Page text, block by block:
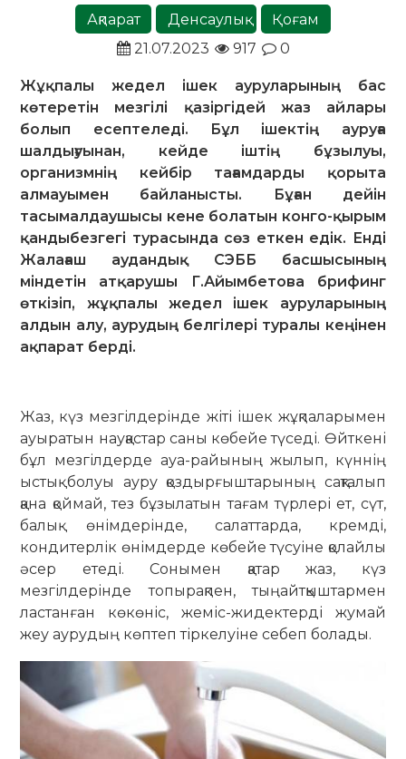
Ақпарат Денсаулық
Қоғам
21.07.2023
917 0
Жұқпалы жедел ішек ауруларының бас
көтеретін мезгілі қазіргідей жаз айлары
болып есептеледі. Бұл ішектің ауруға
шалдығуынан, кейде іштің бұзылуы,
организмнің кейбір тағамдарды қорыта
алмауымен байланысты. Бұған дейін
тасымалдаушысы кене болатын конго-қырым
қандыбезгегі турасында сөз еткен едік. Енді
Жалағаш аудандық СЭББ басшысының
міндетін атқарушы Г.Айымбетова брифинг
өткізіп, жұқпалы жедел ішек ауруларының
алдын алу, аурудың белгілері туралы кеңінен
ақпарат берді.
Жаз, күз мезгілдерінде жіті ішек жұқпаларымен
ауыратын науқастар саны көбейе түседі. Өйткені
бұл мез­гілдерде ауа-райының жылып, күн­нің
ыстық болуы ауру қоздыр­ғыш­тарының сақталып
қана қоймай, тез бұзылатын тағам түрлері ет, сүт,
ба­лық өнімдерінде, салаттарда, крем­­­ді,
кондитерлік өнімдерде көбейе тү­­­суіне қолайлы
әсер етеді. Соны­мен қатар жаз, күз
мезгілдерінде то­пырақпен, тыңайтқыштармен
лас­тан­ған көкөніс, жеміс-жидектерді жу­май
жеу аурудың көптеп тіркелуіне себеп болады.